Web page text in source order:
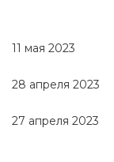
11 мая 2023
28 апреля 2023
27 апреля 2023